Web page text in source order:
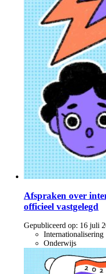
Afspraken over
officieel vastgelegd
Gepubliceerd op: 16 juli
Internationalisering
Onderwijs